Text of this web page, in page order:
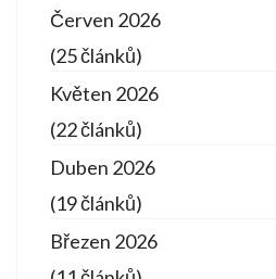
Červen 2026
(25 článků)
Květen 2026
(22 článků)
Duben 2026
(19 článků)
Březen 2026